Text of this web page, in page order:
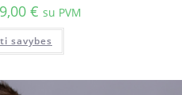
€ su PVM
savybes